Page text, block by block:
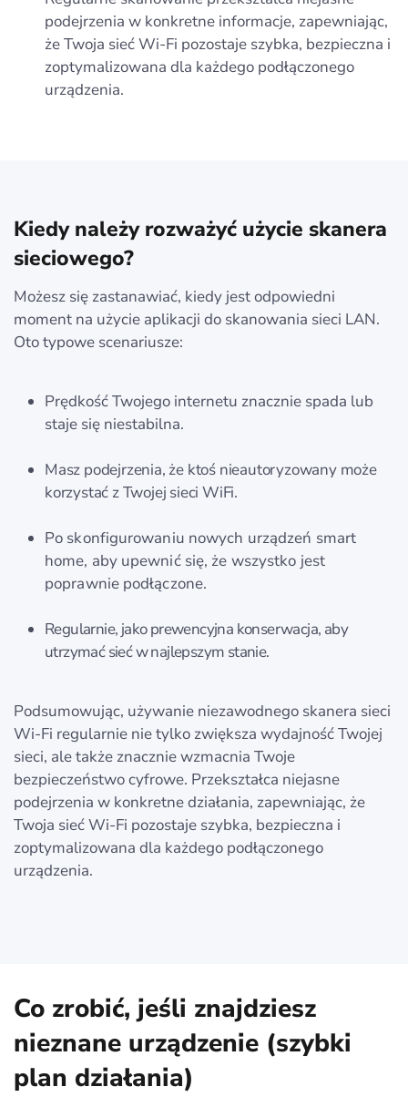
podejrzenia w konkretne informacje, zapewniając,
że Twoja sieć Wi-Fi pozostaje szybka, bezpieczna i
zoptymalizowana dla każdego podłączonego
urządzenia.
Kiedy należy rozważyć użycie skanera
sieciowego?
Możesz się zastanawiać, kiedy jest odpowiedni
moment na użycie aplikacji do skanowania sieci LAN.
Oto typowe scenariusze:
Prędkość Twojego internetu znacznie spada lub
staje się niestabilna.
Masz podejrzenia, że ktoś nieautoryzowany może
korzystać z Twojej sieci WiFi.
Po skonfigurowaniu nowych urządzeń smart
home, aby upewnić się, że wszystko jest
poprawnie podłączone.
Regularnie, jako prewencyjna konserwacja, aby
utrzymać sieć w najlepszym stanie.
Podsumowując, używanie niezawodnego skanera sieci
Wi-Fi regularnie nie tylko zwiększa wydajność Twojej
sieci, ale także znacznie wzmacnia Twoje
bezpieczeństwo cyfrowe. Przekształca niejasne
podejrzenia w konkretne działania, zapewniając, że
Twoja sieć Wi-Fi pozostaje szybka, bezpieczna i
zoptymalizowana dla każdego podłączonego
urządzenia.
Co zrobić, jeśli znajdziesz
nieznane urządzenie (szybki
plan działania)